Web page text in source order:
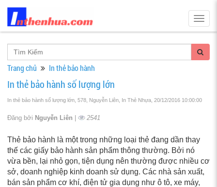
Trang chủ In thẻ bảo hành
In thẻ bảo hành số lượng lớn
In thẻ bảo hành số lượng lớn, 578, Nguyễn Liên, In Thẻ Nhựa , 20/12/2016 10:00:00
Đăng bởi Nguyễn Liên | 2541
Thẻ bảo hành là một trong những loại thẻ đang dần thay
thế các giấy bảo hành sản phẩm thông thường. Bởi nó
vừa bền, lại nhỏ gọn, tiện dụng nên thường được nhiều cơ
sở, doanh nghiệp kinh doanh sử dụng. Các nhà sản xuất,
bán sản phẩm cơ khí, điện tử gia dụng như ô tô, xe máy,